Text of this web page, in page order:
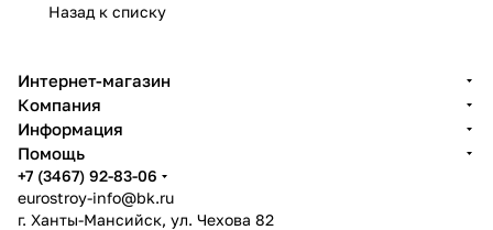
Назад к списку
Интернет-магазин
Компания
Информация
Помощь
+7 (3467) 92-83-06
eurostroy-info@bk.ru
г. Ханты-Мансийск, ул. Чехова 82